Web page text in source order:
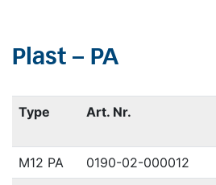
Plast – PA
Type Art. Nr.
M12 PA
0190-02-000012